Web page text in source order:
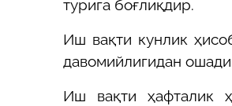
турига боғлиқдир.
Иш вақти кунлик
давомийлигидан
Иш вақти ҳафталик